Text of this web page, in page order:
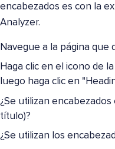
encabezados es con la
Analyzer.
Navegue a la página que
Haga clic en el icono de
luego haga clic en
¿Se utilizan encabezados
título)?
¿Se utilizan los